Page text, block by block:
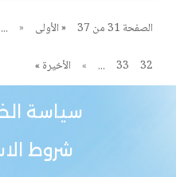
الصفحة 31 من 37 « الأولى «
...
32
33
...
» الأخيرة »
سياسة
شروط